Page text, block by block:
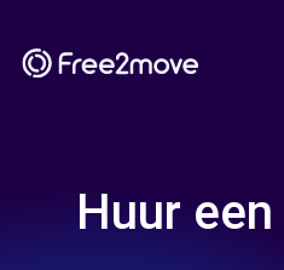
Huur